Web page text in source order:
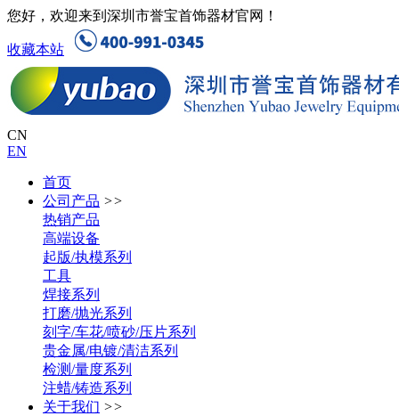
您好，欢迎来到深圳市誉宝首饰器材官网！
收藏本站
CN
EN
首页
公司产品 >>
热销产品
高端设备
起版/执模系列
工具
焊接系列
打磨/抛光系列
刻字/车花/喷砂/压片系列
贵金属/电镀/清洁系列
检测/量度系列
注蜡/铸造系列
关于我们 >>